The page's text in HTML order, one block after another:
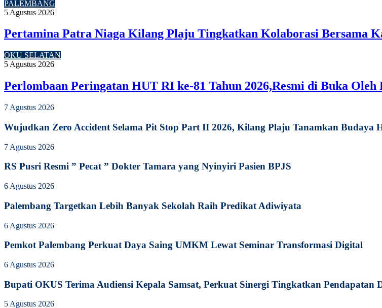
PALEMBANG
5 Agustus 2026
Pertamina Patra Niaga Kilang Plaju Tingkatkan Kolaborasi Bersama
OKU SELATAN
5 Agustus 2026
Perlombaan Peringatan HUT RI ke-81 Tahun 2026,Resmi di Buka
7 Agustus 2026
Wujudkan Zero Accident Selama Pit Stop Part II 2026, Kilang Plaju Tanamkan Budaya
7 Agustus 2026
RS Pusri Resmi ” Pecat ” Dokter Tamara yang Nyinyiri Pasien BPJS
6 Agustus 2026
Palembang Targetkan Lebih Banyak Sekolah Raih Predikat Adiwiyata
6 Agustus 2026
Pemkot Palembang Perkuat Daya Saing UMKM Lewat Seminar Transformasi Digital
6 Agustus 2026
Bupati OKUS Terima Audiensi Kepala Samsat, Perkuat Sinergi Tingkatkan Pendapatan
5 Agustus 2026